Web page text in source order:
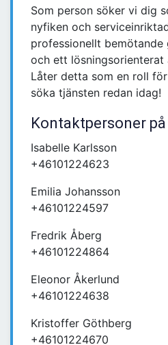
Som person söker vi dig
nyfiken och
professionellt bemötande
och ett lösningsorienterat
Låter detta som en roll
söka tjänsten redan idag!
Kontaktpersoner
Isabelle Karlsson
+46101224623
Emilia Johansson
+46101224597
Fredrik Åberg
+46101224864
Eleonor Åkerlund
+46101224638
Kristoffer Göthberg
+46101224670